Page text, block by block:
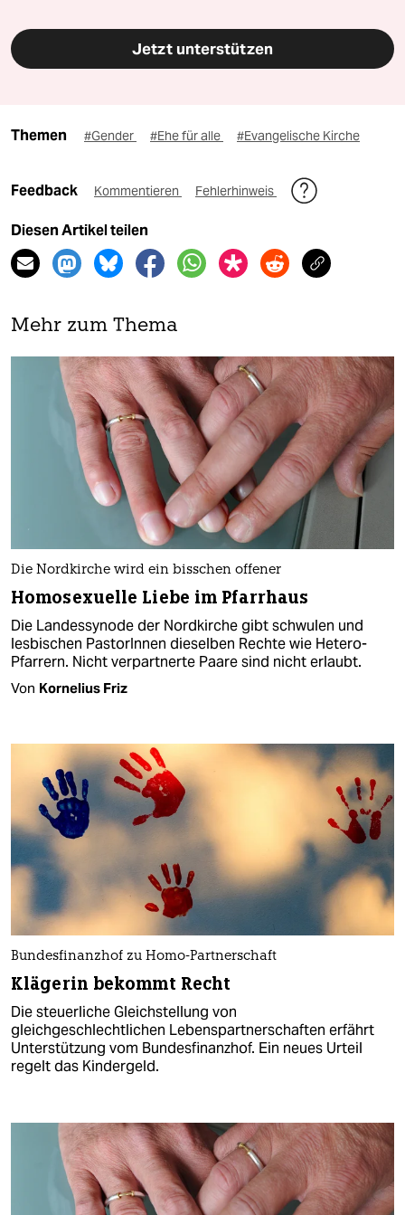
Jetzt unterstützen
Themen #Gender #Ehe für alle #Evangelische Kirche
Feedback Kommentieren Fehlerhinweis
Diesen Artikel teilen
Mehr zum Thema
Die Nordkirche wird ein bisschen offener
Homosexuelle Liebe im Pfarrhaus
Die Landessynode der Nordkirche gibt schwulen und
lesbischen PastorInnen dieselben Rechte wie Hetero-
Pfarrern. Nicht verpartnerte Paare sind nicht erlaubt.
Von Kornelius Friz
Bundesfinanzhof zu Homo-Partnerschaft
Klägerin bekommt Recht
Die steuerliche Gleichstellung von
gleichgeschlechtlichen Lebenspartnerschaften erfährt
Unterstützung vom Bundesfinanzhof. Ein neues Urteil
regelt das Kindergeld.